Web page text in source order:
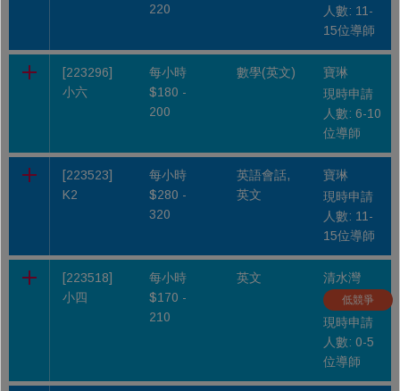
220
人數: 11-
15位導師
[223296]
小六
每小時
$180 -
200
數學(英文)
寶琳
現時申請
人數: 6-10
位導師
[223523]
K2
每小時
$280 -
320
英語會話,
英文
寶琳
現時申請
人數: 11-
15位導師
[223518]
小四
每小時
$170 -
210
英文 清水灣
低競爭
現時申請
人數: 0-5
位導師